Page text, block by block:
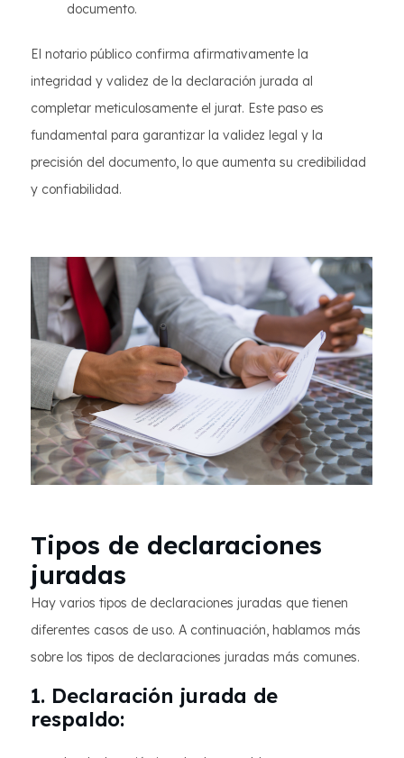
documento.
El notario público confirma afirmativamente la
integridad y validez de la declaración jurada al
completar meticulosamente el jurat. Este paso es
fundamental para garantizar la validez legal y la
precisión del documento, lo que aumenta su credibilidad
y confiabilidad.
Tipos de declaraciones
juradas
Hay varios tipos de declaraciones juradas que tienen
diferentes casos de uso. A continuación, hablamos más
sobre los tipos de declaraciones juradas más comunes.
1. Declaración jurada de
respaldo: